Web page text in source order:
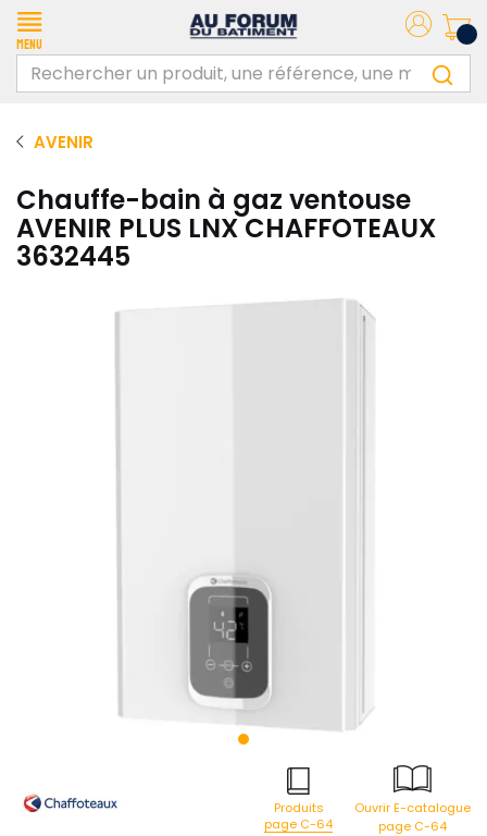
Menu
AVENIR
Chauffe-bain à gaz ventouse
AVENIR PLUS LNX CHAFFOTEAUX
3632445
Produits
page C-64
Ouvrir E-catalogue
page C-64